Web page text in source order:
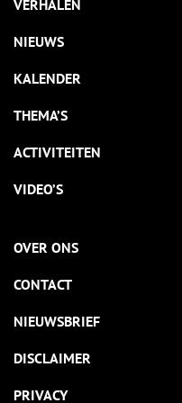
VERHALEN
NIEUWS
KALENDER
THEMA’S
ACTIVITEITEN
VIDEO’S
OVER ONS
CONTACT
NIEUWSBRIEF
DISCLAIMER
PRIVACY